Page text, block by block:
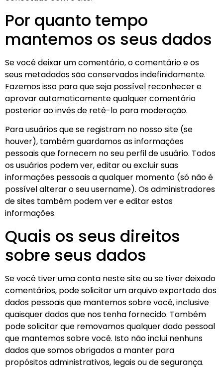
Por quanto tempo
mantemos os seus dados
Se você deixar um comentário, o comentário e os
seus metadados são conservados indefinidamente.
Fazemos isso para que seja possível reconhecer e
aprovar automaticamente qualquer comentário
posterior ao invés de retê-lo para moderação.
Para usuários que se registram no nosso site (se
houver), também guardamos as informações
pessoais que fornecem no seu perfil de usuário. Todos
os usuários podem ver, editar ou excluir suas
informações pessoais a qualquer momento (só não é
possível alterar o seu username). Os administradores
de sites também podem ver e editar estas
informações.
Quais os seus direitos
sobre seus dados
Se você tiver uma conta neste site ou se tiver deixado
comentários, pode solicitar um arquivo exportado dos
dados pessoais que mantemos sobre você, inclusive
quaisquer dados que nos tenha fornecido. Também
pode solicitar que removamos qualquer dado pessoal
que mantemos sobre você. Isto não inclui nenhuns
dados que somos obrigados a manter para
propósitos administrativos, legais ou de segurança.